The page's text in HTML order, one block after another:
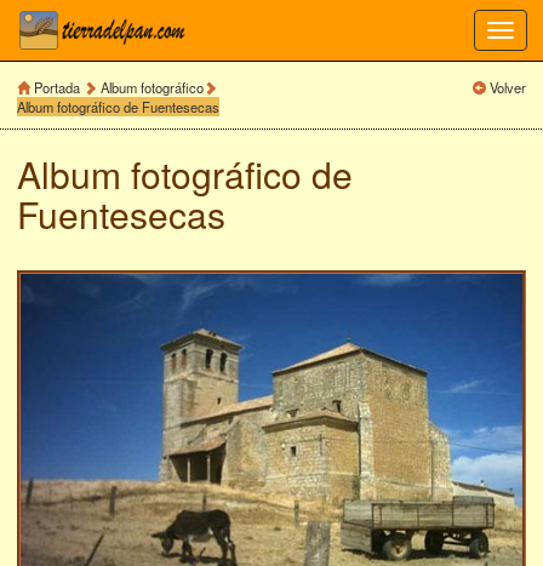
Portada
Album fotográfico
Album fotográfico de Fuentesecas
Volver
Album fotográfico de
Fuentesecas